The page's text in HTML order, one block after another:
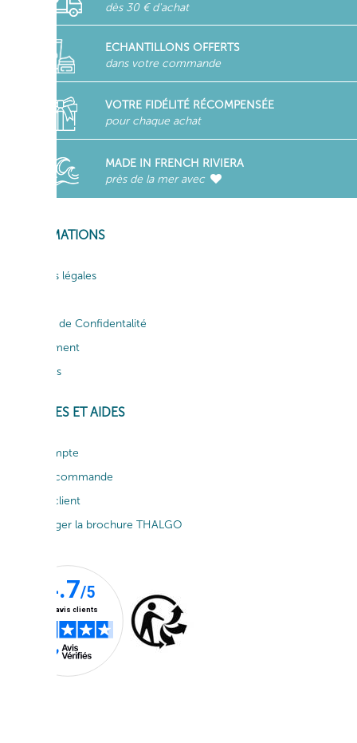
dès 30 € d'achat
ECHANTILLONS OFFERTS
dans votre commande
VOTRE FIDÉLITÉ RÉCOMPENSÉE
pour chaque achat
MADE IN FRENCH RIVIERA
près de la mer avec
INFORMATIONS
Mentions légales
Politique de Confidentalité
Recrutement
Actualités
SERVICES ET AIDES
Mon compte
Suivi de commande
Service client
Télécharger la brochure THALGO